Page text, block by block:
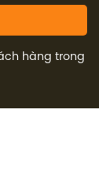
hàng trong